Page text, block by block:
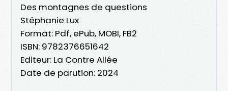
Des montagnes de questions
Stéphanie Lux
Format: Pdf, ePub, MOBI, FB2
ISBN: 9782376651642
Editeur: La Contre Allée
Date de parution: 2024